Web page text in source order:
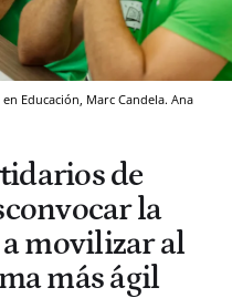
Educación, Marc Candela. Ana
de
la
movilizar al
más ágil